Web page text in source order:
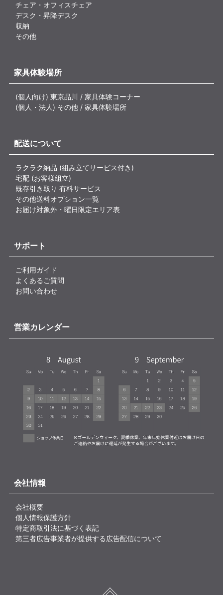
チェア・オフィスチェア
デスク・昇降デスク
収納
その他
家具体験場所
(個人向け) 東京品川 / 家具体験コーナー
(個人・法人) その他 / 家具体験場所
配送について
ラクラク納品 (組み立てサービス付き)
宅配 (お客様組立)
既存引き取り 有料サービス
その他送料オプション一覧
お届け対象外・曜日限定エリア表
サポート
ご利用ガイド
よくあるご質問
お問い合わせ
営業カレンダー
会社情報
会社概要
個人情報保護方針
特定商取引法に基づく表記
第三者広告事業者が提供する広告配信について